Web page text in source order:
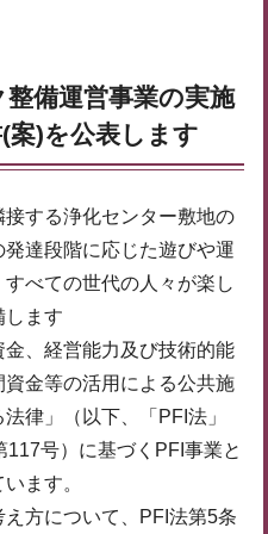
備運営事業の実施
案)を公表します
する浄化センター敷地の
達段階に応じた遊びや運
べての世代の人々が楽し
します
、経営能力及び技術的能
金等の活用による公共施
律」（以下、「PFI法」
号）に基づくPFI事業と
ます。
方について、PFI法第5条